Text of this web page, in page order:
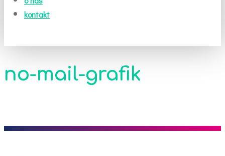
kontakt
no-mail-grafik